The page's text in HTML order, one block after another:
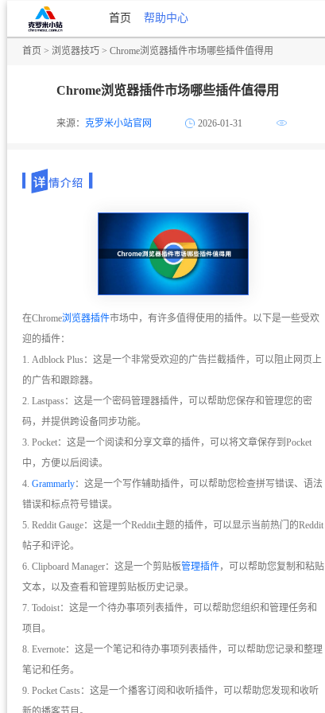
首页 帮助中心
首页 > 浏览器技巧 > Chrome浏览器插件市场哪些插件值得用
Chrome浏览器插件市场哪些插件值得用
来源： 克罗米小站官网 2026-01-31
在Chrome浏览器插件市场中，有许多值得使用的插件。以下是一些受欢
迎的插件：
1. Adblock Plus：这是一个非常受欢迎的广告拦截插件，可以阻止网页上
的广告和跟踪器。
2. Lastpass：这是一个密码管理器插件，可以帮助您保存和管理您的密
码，并提供跨设备同步功能。
3. Pocket：这是一个阅读和分享文章的插件，可以将文章保存到Pocket
中，方便以后阅读。
4. Grammarly：这是一个写作辅助插件，可以帮助您检查拼写错误、语法
错误和标点符号错误。
5. Reddit Gauge：这是一个Reddit主题的插件，可以显示当前热门的Reddit
帖子和评论。
6. Clipboard Manager：这是一个剪贴板管理插件，可以帮助您复制和粘贴
文本，以及查看和管理剪贴板历史记录。
7. Todoist：这是一个待办事项列表插件，可以帮助您组织和管理任务和
项目。
8. Evernote：这是一个笔记和待办事项列表插件，可以帮助您记录和整理
笔记和任务。
9. Pocket Casts：这是一个播客订阅和收听插件，可以帮助您发现和收听